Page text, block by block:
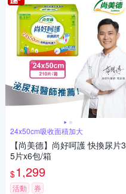
24x50cm吸收面積加大
【尚美德】尚好呵護 快換尿片3
5片x6包/箱
$1,299
活動 券